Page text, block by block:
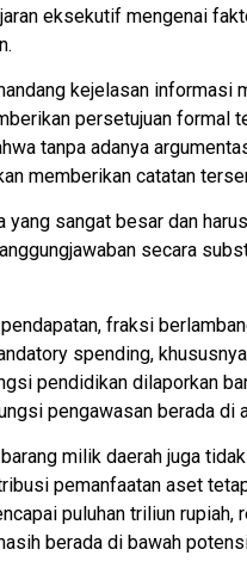
eksekutif mengenai
kejelasan informasi
persetujuan formal
tanpa adanya
memberikan catatan
yang sangat besar dan
secara
fraksi
spending,
pendidikan dilaporkan
pengawasan berada di
milik daerah juga
pemanfaatan aset
puluhan triliun
berada di bawah